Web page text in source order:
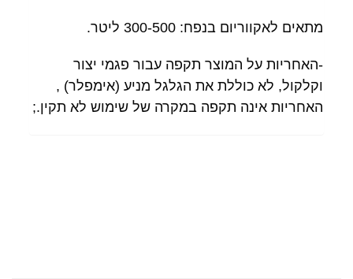
מתאים לאקווריום בנפח: 300-500 ליטר.
-האחריות על המוצר תקפה עבור פגמי יצור
וקלקול, לא כוללת את הגלגל מניע (אימפלר) ,
האחריות אינה תקפה במקרה של שימוש לא תקין.;